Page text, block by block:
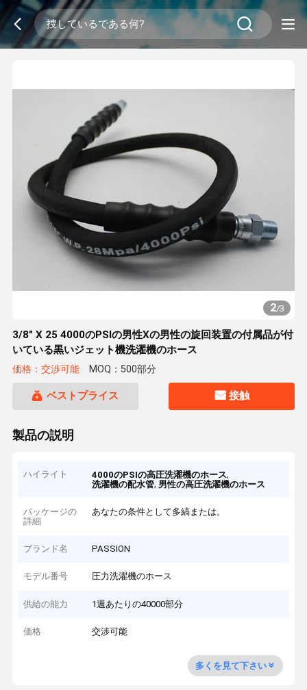
2/3
3/8" X 25 4000のPSIの男性Xの男性の旋回装置の付属品が付
いている黒いジェット機洗濯機のホース
価格：交渉可能 MOQ：500部分
ベストプライス 接触
製品の説明
ハイライト 4000のPSIの高圧洗濯機のホース,
洗濯機の配水管, 男性の高圧洗濯機のホース
パッケージの
詳細
あなたの条件として多縞または。
ブランド名 PASSION
モデル番号 圧力洗濯機のホース
供給の能力 1週あたりの40000部分
価格 交渉可能
多くを見て下さい